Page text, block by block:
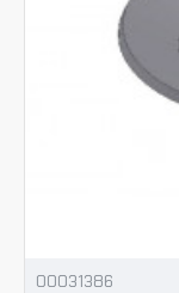
00031386